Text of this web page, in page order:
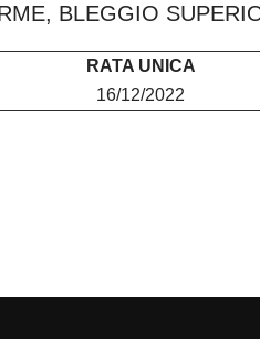
BLEGGIO
RATA UNICA
16/12/2022